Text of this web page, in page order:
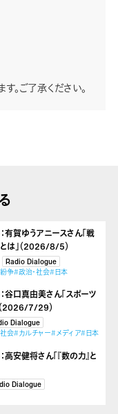
。ご了承ください。
賀ゆうアニースさん「戦
は」（2026/8/5）
Radio Dialogue
争#政治・社会#日本
口真由美さん「スポーツ
2026/7/29）
Dialogue
会#カルチャー#メディア#日本
安健将さん「『数の力』と
Dialogue